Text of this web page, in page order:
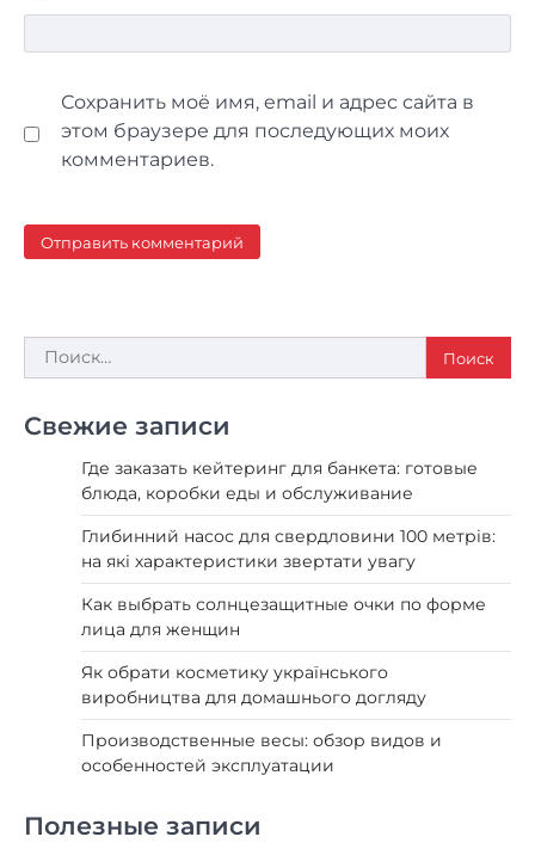
Сохранить моё имя, email и адрес сайта в
этом браузере для последующих моих
комментариев.
Найти:
Свежие записи
Где заказать кейтеринг для банкета: готовые
блюда, коробки еды и обслуживание
Глибинний насос для свердловини 100 метрів:
на які характеристики звертати увагу
Как выбрать солнцезащитные очки по форме
лица для женщин
Як обрати косметику українського
виробництва для домашнього догляду
Производственные весы: обзор видов и
особенностей эксплуатации
Полезные записи